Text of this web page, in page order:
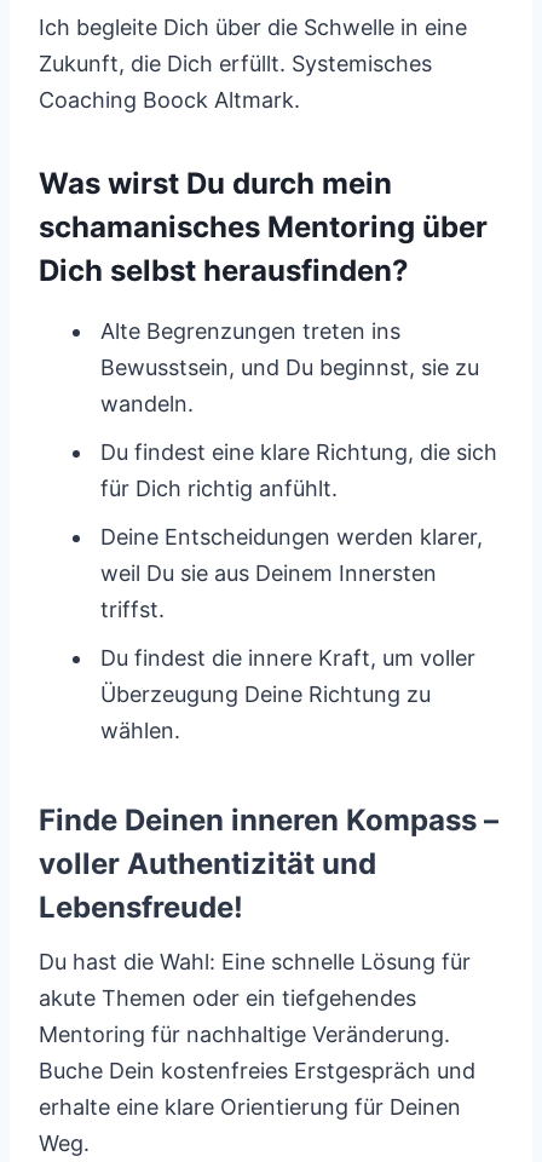
Ich begleite Dich über die Schwelle in eine
Zukunft, die Dich erfüllt. Systemisches
Coaching Boock Altmark.
Was wirst Du durch mein
schamanisches Mentoring über
Dich selbst herausfinden?
Alte Begrenzungen treten ins
Bewusstsein, und Du beginnst, sie zu
wandeln.
Du findest eine klare Richtung, die sich
für Dich richtig anfühlt.
Deine Entscheidungen werden klarer,
weil Du sie aus Deinem Innersten
triffst.
Du findest die innere Kraft, um voller
Überzeugung Deine Richtung zu
wählen.
Finde Deinen inneren Kompass –
voller Authentizität und
Lebensfreude!
Du hast die Wahl: Eine schnelle Lösung für
akute Themen oder ein tiefgehendes
Mentoring für nachhaltige Veränderung.
Buche Dein kostenfreies Erstgespräch und
erhalte eine klare Orientierung für Deinen
Weg.